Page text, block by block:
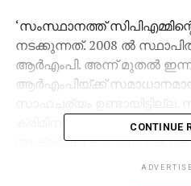
‘സംസ്ഥാനത്ത്
നടക്കുന്നത്. 2008 ല്‍
ആര്‍എംപി. അന്ന് മുതല്‍
ആര്‍എംപിയ്ക്ക്
ക്രിമിനലുകളും നിരന്തരം
ആക്രമിക്കുകയാണ്’,
CONTINUE